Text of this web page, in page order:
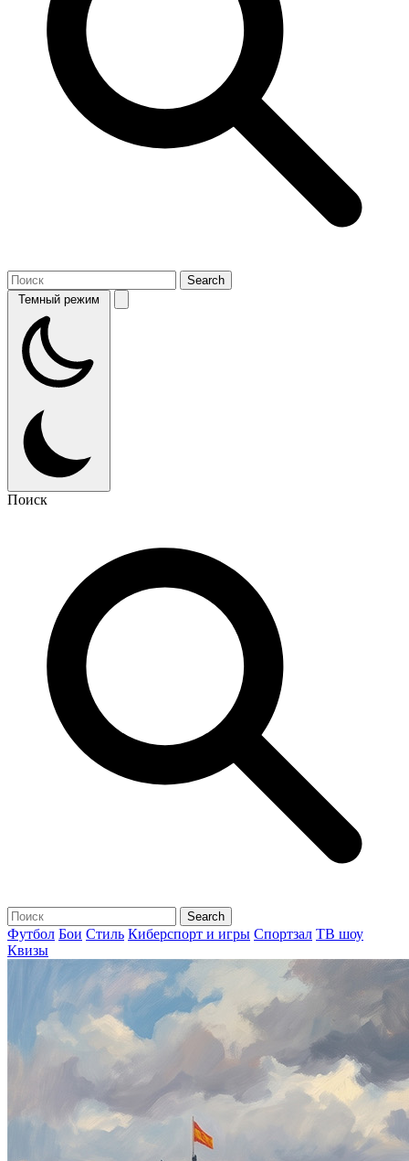
Темный режим
Поиск
Футбол Бои Стиль Киберспорт и игры Спортзал ТВ шоу
Квизы